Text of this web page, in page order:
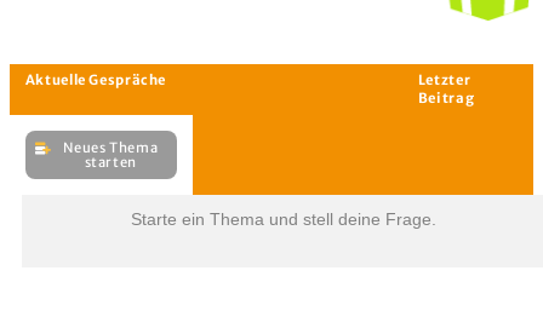
Starte ein Thema und stell deine Frage.